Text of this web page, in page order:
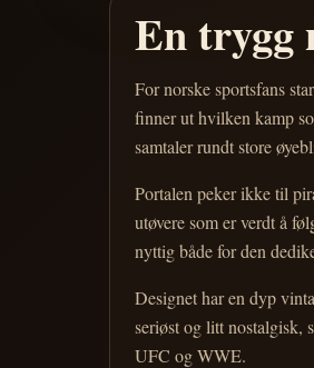
En trygg
For norske sportsfans
finner ut hvilken kamp
samtaler rundt store
Portalen peker ikke til
utøvere som er verdt å
nyttig både for den
Designet har en dyp
seriøst og litt nostalgisk,
UFC og WWE.